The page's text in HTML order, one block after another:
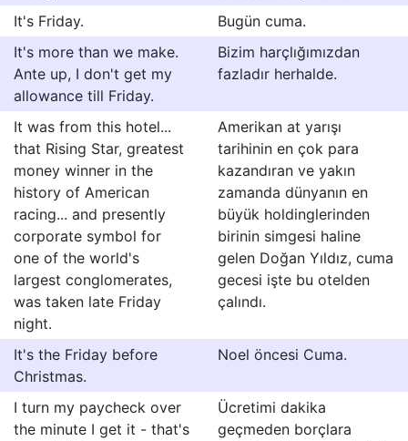
It's Friday.
Bugün cuma.
It's more than we make.
Ante up, I don't get my
allowance till Friday.
Bizim harçlığımızdan
fazladır herhalde.
It was from this hotel...
that Rising Star, greatest
money winner in the
history of American
racing... and presently
corporate symbol for
one of the world's
largest conglomerates,
was taken late Friday
night.
Amerikan at yarışı
tarihinin en çok para
kazandıran ve yakın
zamanda dünyanın en
büyük holdinglerinden
birinin simgesi haline
gelen Doğan Yıldız, cuma
gecesi işte bu otelden
çalındı.
It's the Friday before
Christmas.
Noel öncesi Cuma.
I turn my paycheck over
the minute I get it - that's
Ücretimi dakika
geçmeden borçlara